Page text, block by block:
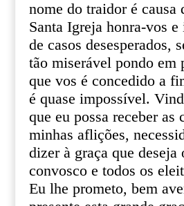
nome do traidor é causa
Santa Igreja honra-vos
de casos desesperados,
tão miserável pondo
que vos é concedido a
é quase impossível.
que eu possa receber as
minhas aflições,
dizer à graça que
convosco e todos os
Eu lhe prometo, bem